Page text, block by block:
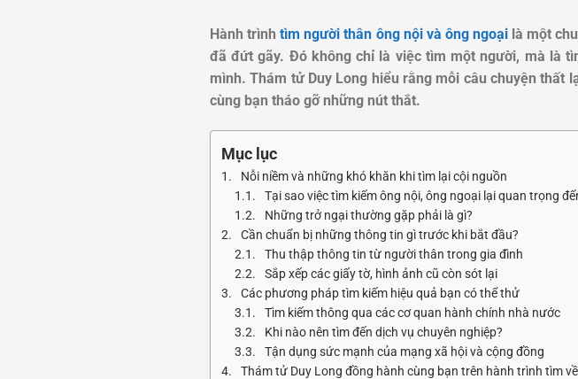
Hành trìnhtìm người thân ông nội và ông ngoại là một
đã đứt gãy. Đó không chỉ là việc tìm một người, mà là
mình. Thám tử Duy Long hiểu rằng mỗi câu chuyện thất
cùng bạn tháo gỡ những nút thắt.
Mục lục
Nỗi niềm và những khó khăn khi tìm lại cội nguồn
Tại sao việc tìm kiếm ông nội, ông ngoại lại quan trọng
Những trở ngại thường gặp phải là gì?
Cần chuẩn bị những thông tin gì trước khi bắt đầu?
Thu thập thông tin từ người thân trong gia đình
Sắp xếp các giấy tờ, hình ảnh cũ còn sót lại
Các phương pháp tìm kiếm hiệu quả bạn có thể thử
Tìm kiếm thông qua các cơ quan hành chính nhà nước
Khi nào nên tìm đến dịch vụ chuyên nghiệp?
Tận dụng sức mạnh của mạng xã hội và cộng đồng
Thám tử Duy Long đồng hành cùng bạn trên hành trình tìm